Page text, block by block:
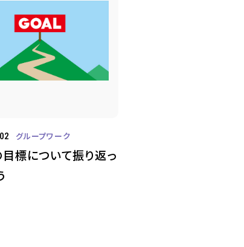
グループワーク
目標について振り返っ